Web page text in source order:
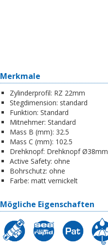
Merkmale
Zylinderprofil: RZ 22mm
Stegdimension: standard
Funktion: Standard
Mitnehmer: Standard
Mass B (mm): 32.5
Mass C (mm): 102.5
Drehknopf: Drehknopf Ø38mm
Active Safety: ohne
Bohrschutz: ohne
Farbe: matt vernickelt
Mögliche Eigenschaften